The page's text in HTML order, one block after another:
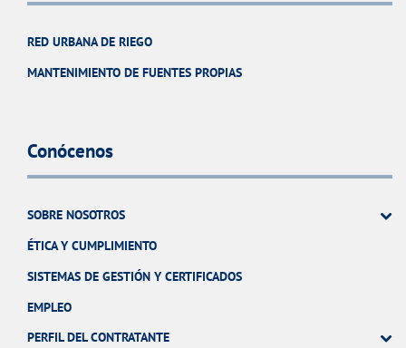
RED URBANA DE RIEGO
MANTENIMIENTO DE FUENTES PROPIAS
Conócenos
SOBRE NOSOTROS
ÉTICA Y CUMPLIMIENTO
SISTEMAS DE GESTIÓN Y CERTIFICADOS
EMPLEO
PERFIL DEL CONTRATANTE